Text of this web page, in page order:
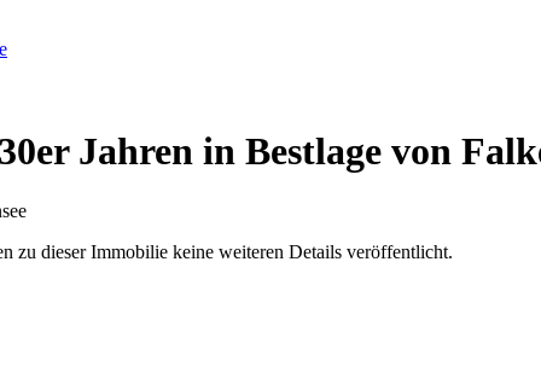
Jahren in Bestlage von
zu dieser Immobilie keine weiteren Details veröffentlicht.